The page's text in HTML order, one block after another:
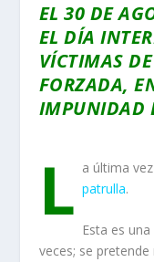
EL 30 DE
EL DÍA
VÍCTIMAS
FORZADA,
IMPUNIDAD
L a última
patrulla.
Esta es
veces; se